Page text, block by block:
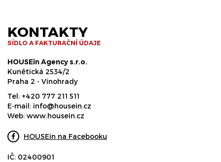
KONTAKTY
SÍDLO A FAKTURAČNÍ ÚDAJE
HOUSEin Agency s.r.o.
Kunětická 2534/2
Praha 2 - Vinohrady
Tel: +420 777 211 511
E-mail: info@housein.cz
Web: www.housein.cz
HOUSEin na Facebooku
IČ: 02400901